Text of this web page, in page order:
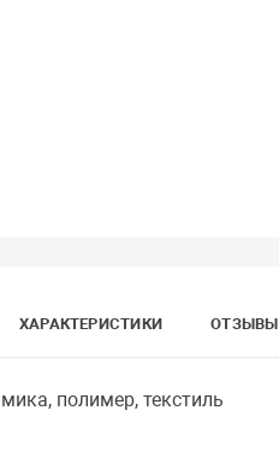
ХАРАКТЕРИСТИКИ ОТЗЫВЫ
полимер, текстиль